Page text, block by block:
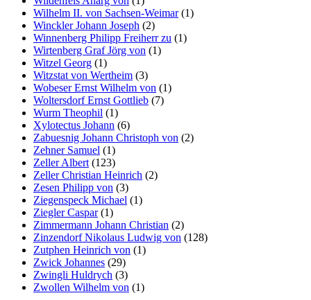
Wilhelm II. von Sachsen-Weimar(1)
Winckler Johann Joseph (2)
Winnenberg Philipp Freiherr zu (1)
Wirtenberg Graf Jörg von (1)
Witzel Georg (1)
Witzstat von Wertheim (3)
Wobeser Ernst Wilhelm von (1)
Woltersdorf Ernst Gottlieb (7)
Wurm Theophil (1)
Xylotectus Johann (6)
Zabuesnig Johann Christoph von (2)
Zehner Samuel (1)
Zeller Albert (123)
Zeller Christian Heinrich (2)
Zesen Philipp von (3)
Ziegenspeck Michael (1)
Ziegler Caspar(1)
Zimmermann Johann Christian (2)
Zinzendorf Nikolaus Ludwig von (128)
Zutphen Heinrich von (1)
Zwick Johannes (29)
Zwingli Huldrych (3)
Zwollen Wilhelm von (1)